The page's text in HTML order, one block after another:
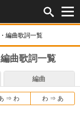
編曲歌詞一覧
曲歌詞一覧
編曲
⇒ わ わ ⇒ あ